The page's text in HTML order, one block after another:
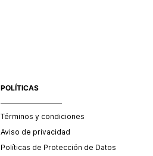
POLÍTICAS
Términos y condiciones
Aviso de privacidad
Políticas de Protección de Datos